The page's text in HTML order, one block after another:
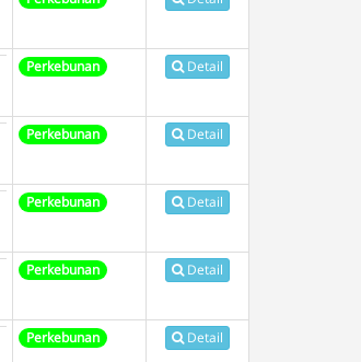
Perkebunan Detail
Perkebunan Detail
Perkebunan Detail
Perkebunan Detail
Perkebunan Detail